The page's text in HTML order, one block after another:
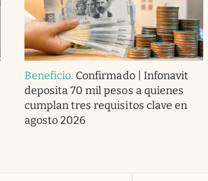
Beneficio. Confirmado | Infonavit
deposita 70 mil pesos a quienes
cumplan tres requisitos clave en
agosto 2026